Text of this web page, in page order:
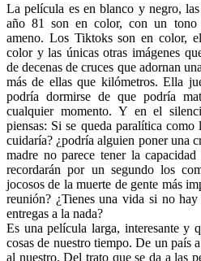
La película es en blanco y negro,
año 81 son en color, con un tono
ameno. Los Tiktoks son en color,
color y las únicas otras imágenes
de decenas de cruces que adornan
más de ellas que kilómetros. Ella
podría dormirse de que podría
cualquier momento. Y en el
piensas: Si se queda paralítica
cuidaría? ¿podría alguien poner una
madre no parece tener la
recordarán por un segundo los
jocosos de la muerte de gente más
reunión? ¿Tienes una vida si no
entregas a la nada?
Es una película larga, interesante y
cosas de nuestro tiempo. De un país
al nuestro. Del trato que se da a las